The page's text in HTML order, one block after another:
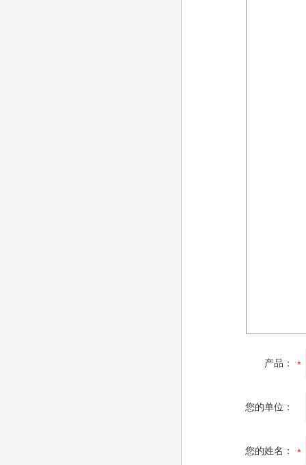
产品：
您的单位：
您的姓名：